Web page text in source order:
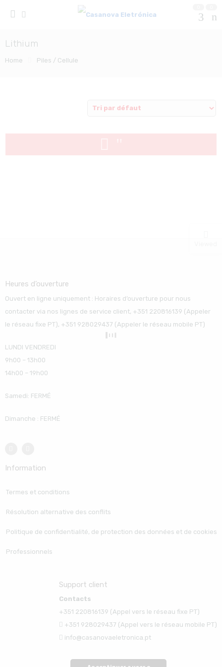
Lithium
Home Piles / Cellule
Heures d’ouverture
Ouvert en ligne uniquement : Horaires d’ouverture pour nous
contacter via nos lignes de service client, +351 220816139 (Appeler
le réseau fixe PT), +351 928029437 (Appeler le réseau mobile PT)
LUNDI VENDREDI
9h00 – 13h00
14h00 – 19h00
Samedi: FERMÉ
Dimanche : FERMÉ
Information
Termes et conditions
Résolution alternative des conflits
Politique de confidentialité, de protection des données et de cookies
Professionnels
Support client
Contacts
+351 220816139 (Appel vers le réseau fixe PT)
+351 928029437 (Appel vers le réseau mobile PT)
info@casanovaeletronica.pt